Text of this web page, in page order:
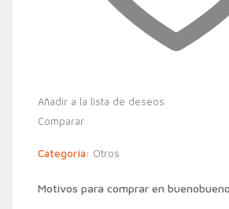
Añadir a la lista de deseos
Comparar
Categoría: Otros
Motivos para comprar en